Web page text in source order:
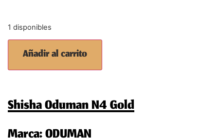
1 disponibles
Añadir al carrito
Shisha Oduman N4 Gold
Marca: ODUMAN